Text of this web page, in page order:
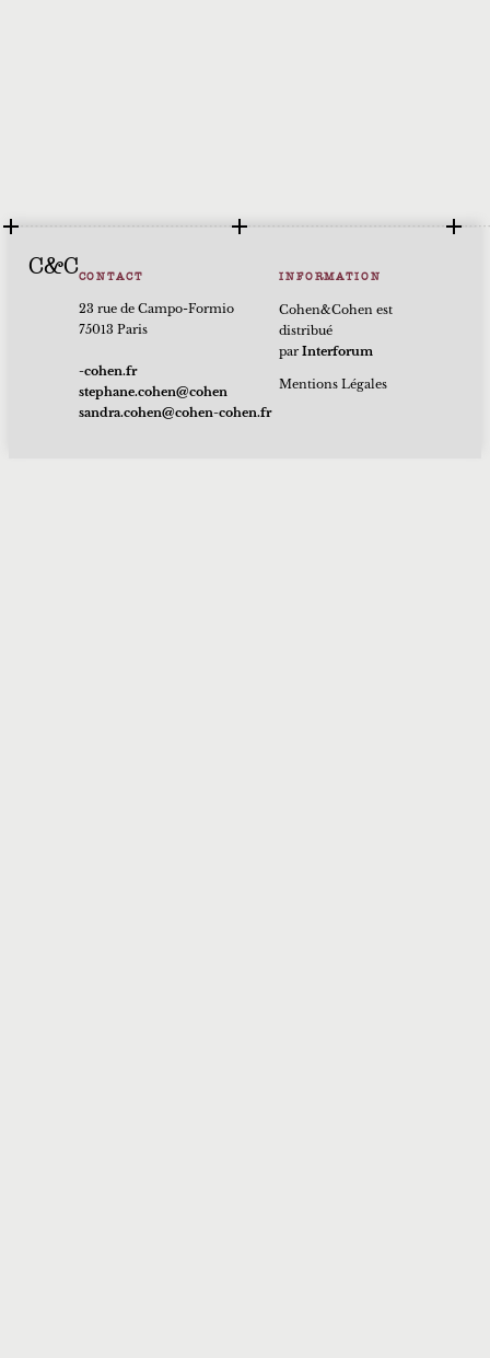
C&CCONTACT
23 rue de Campo-Formio
75013 Paris
rf.nehoc-
nehoc@nehoc.enahpets
rf.nehoc-nehoc@nehoc.ardnas
INFORMATION
Cohen&Cohen est
distribué
parInterforum
Mentions Légales